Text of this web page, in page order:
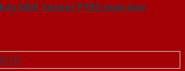
MDF Veneer P1R5 xoan dao